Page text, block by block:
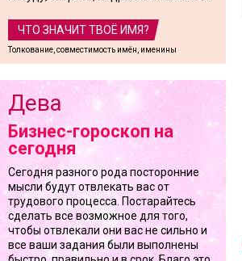
ЧТО ЗНАЧИТ ТВОЁ ИМЯ?
Толкование, совместимость имён, именины
Дева
Бизнес-гороскоп на
сегодня
Сегодня разного рода посторонние
мысли будут отвлекать вас от
трудового процесса. Постарайтесь
сделать все возможное для того,
чтобы отвлекали они вас не сильно и
все ваши задания были выполнены